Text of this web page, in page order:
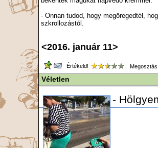
- Onnan tudod, hogy megöregedtél,
szkrollozástól.
<2016. január 11>
Értékeld!
Véletlen
-